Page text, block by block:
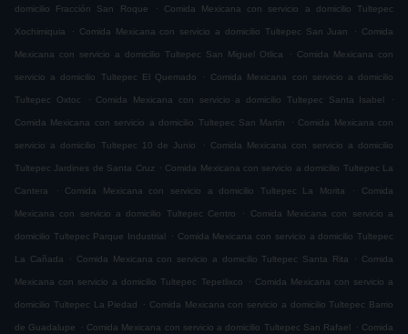
domicilio Fracción San Roque . Comida Mexicana con servicio a domicilio Tultepec
Xochimiquia . Comida Mexicana con servicio a domicilio Tultepec San Juan . Comida
Mexicana con servicio a domicilio Tultepec San Miguel Otlica . Comida Mexicana con
servicio a domicilio Tultepec El Quemado . Comida Mexicana con servicio a domicilio
Tultepec Oxtoc . Comida Mexicana con servicio a domicilio Tultepec Santa Isabel .
Comida Mexicana con servicio a domicilio Tultepec San Martin . Comida Mexicana con
servicio a domicilio Tultepec 10 de Junio . Comida Mexicana con servicio a domicilio
Tultepec Jardines de Santa Cruz . Comida Mexicana con servicio a domicilio Tultepec La
Cantera . Comida Mexicana con servicio a domicilio Tultepec La Morita . Comida
Mexicana con servicio a domicilio Tultepec Centro . Comida Mexicana con servicio a
domicilio Tultepec Parque Industrial . Comida Mexicana con servicio a domicilio Tultepec
La Cañada . Comida Mexicana con servicio a domicilio Tultepec Santa Rita . Comida
Mexicana con servicio a domicilio Tultepec Tepetlixco . Comida Mexicana con servicio a
domicilio Tultepec La Piedad . Comida Mexicana con servicio a domicilio Tultepec Barrio
de Guadalupe . Comida Mexicana con servicio a domicilio Tultepec San Rafael . Comida